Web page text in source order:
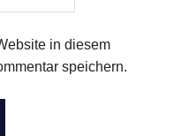
in diesem
speichern.